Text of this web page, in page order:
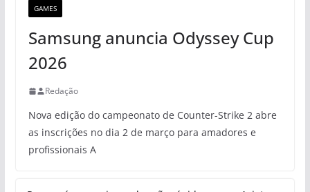
GAMES
Samsung anuncia Odyssey Cup
2026
Redação
Nova edição do campeonato de Counter-Strike 2 abre
as inscrições no dia 2 de março para amadores e
profissionais A